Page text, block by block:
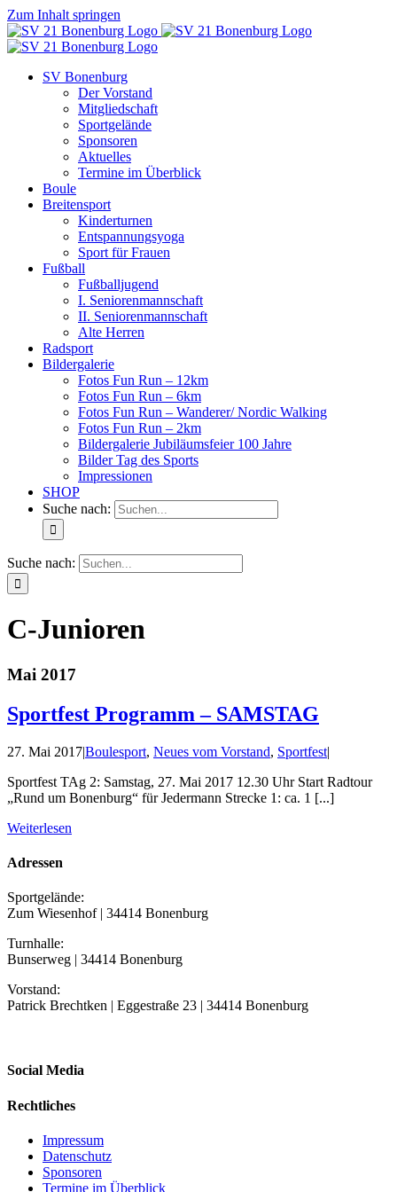
Zum Inhalt springen
SV Bonenburg
Der Vorstand
Mitgliedschaft
Sportgelände
Sponsoren
Aktuelles
Termine im Überblick
Boule
Breitensport
Kinderturnen
Entspannungsyoga
Sport für Frauen
Fußball
Fußballjugend
I. Seniorenmannschaft
II. Seniorenmannschaft
Alte Herren
Radsport
Bildergalerie
Fotos Fun Run – 12km
Fotos Fun Run – 6km
Fotos Fun Run – Wanderer/ Nordic Walking
Fotos Fun Run – 2km
Bildergalerie Jubiläumsfeier 100 Jahre
Bilder Tag des Sports
Impressionen
SHOP
Suche nach:
Suche nach:
C-Junioren
Mai 2017
Sportfest Programm – SAMSTAG
27. Mai 2017|Boulesport, Neues vom Vorstand, Sportfest|
Sportfest TAg 2: Samstag, 27. Mai 2017 12.30 Uhr Start Radtour
„Rund um Bonenburg“ für Jedermann Strecke 1: ca. 1 [...]
Weiterlesen
Adressen
Sportgelände:
Zum Wiesenhof | 34414 Bonenburg
Turnhalle:
Bunserweg | 34414 Bonenburg
Vorstand:
Patrick Brechtken | Eggestraße 23 | 34414 Bonenburg
Social Media
Rechtliches
Impressum
Datenschutz
Sponsoren
Termine im Überblick